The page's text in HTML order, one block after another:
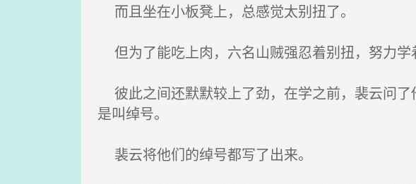
而且坐在小板凳上，总感觉太别扭了。
但为了能吃上肉，六名山贼强忍着别扭，努力学
彼此之间还默默较上了劲，在学之前，裴云问
是叫绰号。
裴云将他们的绰号都写了出来。